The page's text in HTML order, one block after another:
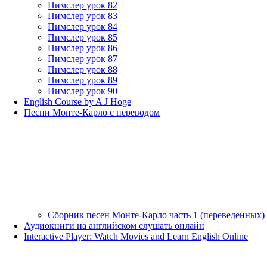
Пимслер урок 82
Пимслер урок 83
Пимслер урок 84
Пимслер урок 85
Пимслер урок 86
Пимслер урок 87
Пимслер урок 88
Пимслер урок 89
Пимслер урок 90
English Course by A J Hoge
Песни Монте-Карло с переводом
Сборник песен Монте-Карло часть 1 (переведенных)
Аудиокниги на английском слушать онлайн
Interactive Player: Watch Movies and Learn English Online